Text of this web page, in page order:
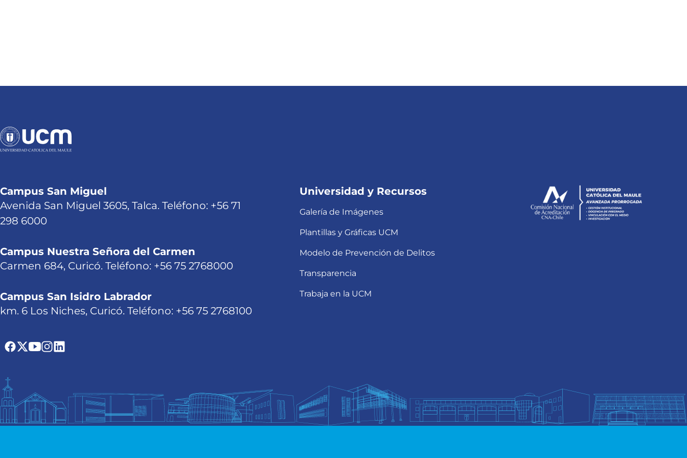
Campus San Miguel
Avenida San Miguel 3605, Talca. Teléfono: +56 71
298 6000
Campus Nuestra Señora del Carmen
Carmen 684, Curicó. Teléfono: +56 75 2768000
Campus San Isidro Labrador
km. 6 Los Niches, Curicó. Teléfono: +56 75 2768100
Universidad y Recursos
Galería de Imágenes
Plantillas y Gráficas UCM
Modelo de Prevención de Delitos
Transparencia
Trabaja en la UCM